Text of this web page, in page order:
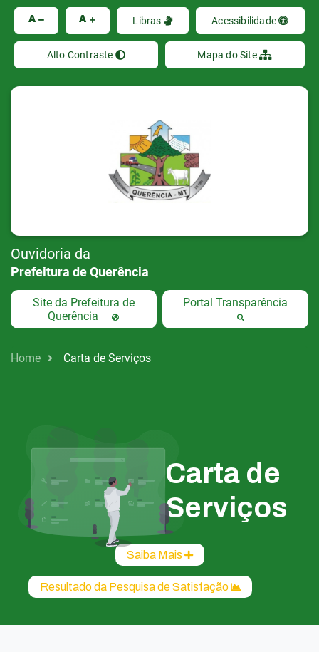
A A Libras Acessibilidade
Alto Contraste Mapa do Site
Ouvidoria da
Prefeitura de Querência
Site da Prefeitura de
Querência
Portal Transparência
Home Carta de Serviços
Carta de
Serviços
Saiba Mais
Resultado da Pesquisa de Satisfação